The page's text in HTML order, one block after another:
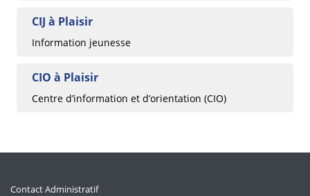
CIJ à Plaisir
Information jeunesse
CIO à Plaisir
Centre d’information et d’orientation (CIO)
Contact Administratif